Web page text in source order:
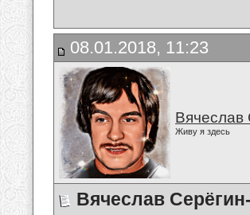
08.01.2018, 11:23
Вячеслав
Живу я здесь
Вячеслав